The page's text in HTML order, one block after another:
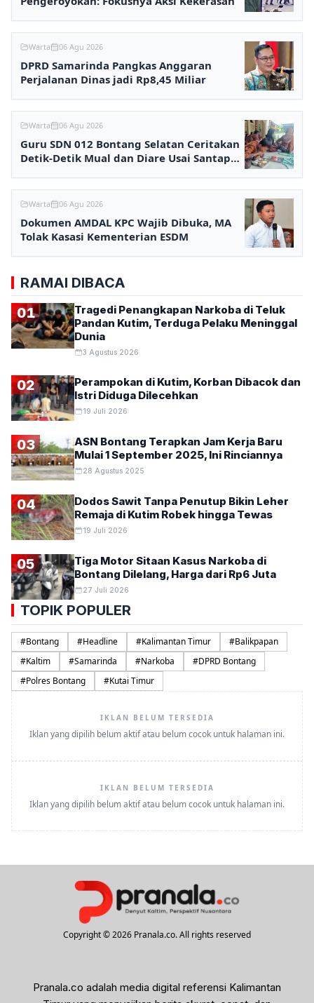
Warta 06 Agu 2026
DPRD Samarinda Pangkas Anggaran
Perjalanan Dinas jadi Rp8,45 Miliar
Warta 06 Agu 2026
Guru SDN 012 Bontang Selatan Ceritakan
Detik-Detik Mual dan Diare Usai Santap
Warta 06 Agu 2026
Dokumen AMDAL KPC Wajib Dibuka, MA
Tolak Kasasi Kementerian ESDM
RAMAI DIBACA
01
Tragedi Penangkapan Narkoba di Teluk
Pandan Kutim, Terduga Pelaku Meninggal
Dunia
3 Agustus 2026
02
Perampokan di Kutim, Korban Dibacok dan
Istri Diduga Dilecehkan
19 Juli 2026
03
ASN Bontang Terapkan Jam Kerja Baru
Mulai 1 September 2025, Ini Rinciannya
28 Agustus 2025
04
Dodos Sawit Tanpa Penutup Bikin Leher
Remaja di Kutim Robek hingga Tewas
19 Juli 2026
05
Tiga Motor Sitaan Kasus Narkoba di
Bontang Dilelang, Harga dari Rp6 Juta
27 Juli 2026
TOPIK POPULER
#Bontang #Headline #Kalimantan Timur #Balikpapan
#Kaltim #Samarinda #Narkoba #DPRD Bontang
#Polres Bontang #Kutai Timur
IKLAN BELUM TERSEDIA
Iklan yang dipilih belum aktif atau belum cocok untuk halaman ini.
IKLAN BELUM TERSEDIA
Iklan yang dipilih belum aktif atau belum cocok untuk halaman ini.
Copyright © 2026 Pranala.co. All rights reserved
Pranala.co adalah media digital referensi Kalimantan